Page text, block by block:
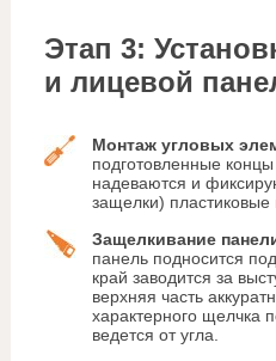
Этап 3:
и лицевой
Монтаж угловых
подготовленные
надеваются и
защелки)
Защелкивание
панель подносится
край заводится за
верхняя часть
характерного щелчка
ведется от угла.